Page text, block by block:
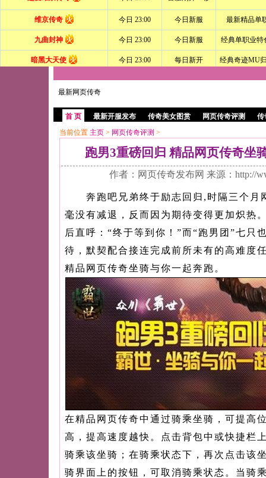
最新网页传奇
首 页 最新开服发布 传奇美女图赏 网页传奇评测
传
当前位置 主页 > 网页传奇评测 >
跑男3重磅回归 精品网页传奇坐
作者：网页传奇发布网 来源：http://
奔跑吧兄弟终于励志回归,时隔三个月
毫没有减退，反而因为期待变得更加炽热
后直呼：“终于等到你！”而“跑男团”七只
待，默契配合接连完成前所未有的高难度
精品网页传奇坐骑与你一起奔跑。
在精品网页传奇中通过骑乘坐骑，可提高
高，提高速度越快。点击背包中或快捷栏
骑乘该坐骑；在骑乘状态下，再次点击该
骑界面上的按钮，可取消骑乘状态。当骑